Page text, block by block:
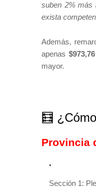
suben 2% más
exista
Además,
apenas $973,76
mayor.
🧮
Provincia
Sección 1: